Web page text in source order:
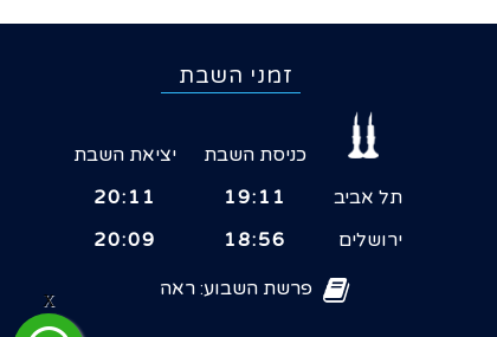
זמני השבת
כניסת השבת
יציאת השבת
תל אביב
19:11
20:11
ירושלים
18:56
20:09
פרשת השבוע: ראה
X